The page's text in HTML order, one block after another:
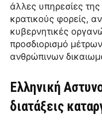
άλλες υπηρεσίες
κρατικούς φορείς,
κυβερνητικές
προσδιορισμό
ανθρώπινων
Ελληνική
διατάξεις